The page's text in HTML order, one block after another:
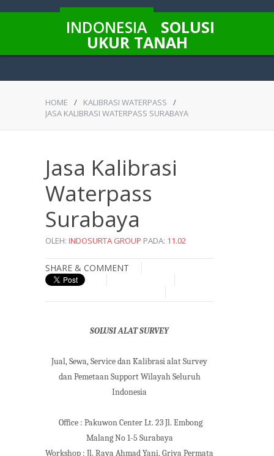
INDONESIA SOLUSI
UKUR TANAH
HOME / KALIBRASI WATERPASS
/
JASA KALIBRASI WATERPASS SURABAYA
Jasa Kalibrasi
Waterpass
Surabaya
OLEH: INDOSURTA GROUP PADA: 11.02
SHARE & COMMENT
SOLUSI ALAT SURVEY
Jual, Sewa, Service dan Kalibrasi alat Survey
dan Pemetaan Support Wilayah Seluruh
Indonesia
Office : Pakuwon Center Lt. 23 Jl. Embong
Malang No 1-5 Surabaya
Workshop : Jl. Raya Ahmad Yani, Griya Permata